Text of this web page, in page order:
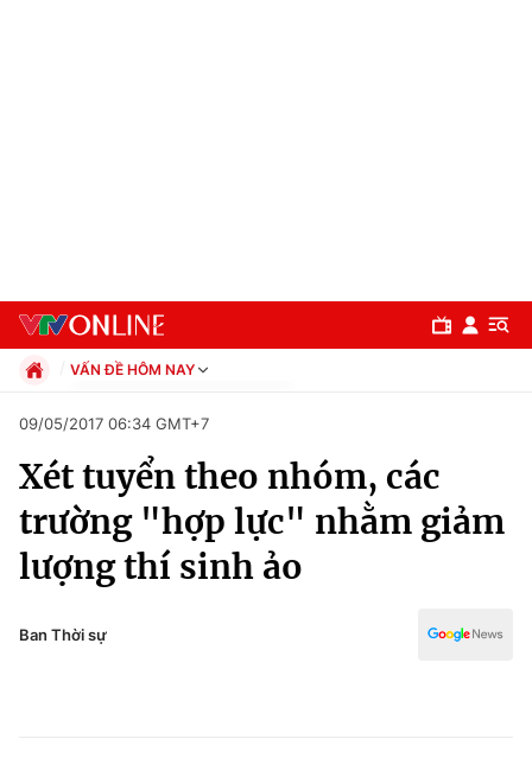
Chuyên mục
Chính trị
VẤN ĐỀ HÔM NAY
Xã hội
Pháp luật
Kinh tế
Thể thao
Truyền hình
Văn hóa - Giải trí
Đời sống
09/05/2017 06:34 GMT+7
Xét tuyển theo nhóm, các
trường "hợp lực" nhằm giảm
lượng thí sinh ảo
Ban Thời sự